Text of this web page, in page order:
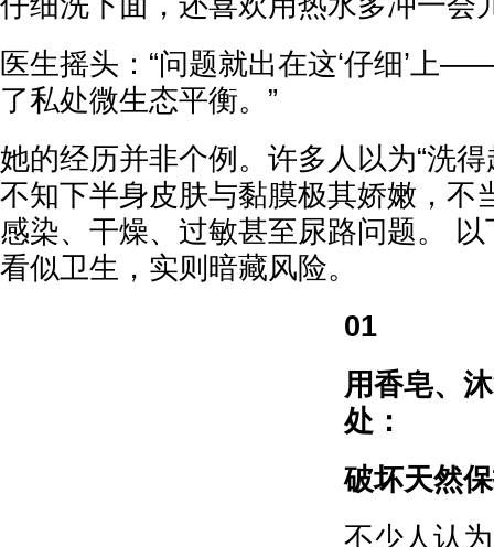
医生摇头：“问题就出在这‘仔细’上
了私处微生态平衡。”
她的经历并非个例。许多人以为“洗
不知下半身皮肤与黏膜极其娇嫩，不
感染、干燥、过敏甚至尿路问题。
看似卫生，实则暗藏风险。
01
用香皂、
处：
破坏天然
不少人认